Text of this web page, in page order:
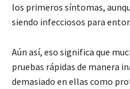
los primeros síntomas,
siendo infecciosos para
Aún así, eso significa que
pruebas rápidas de manera
demasiado en ellas como